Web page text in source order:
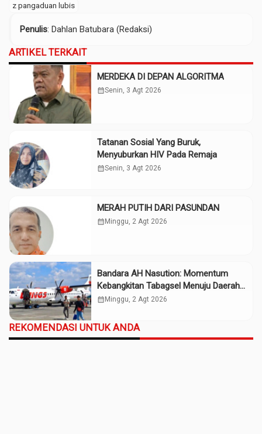
z pangaduan lubis
Penulis: Dahlan Batubara (Redaksi)
ARTIKEL TERKAIT
MERDEKA DI DEPAN ALGORITMA
calendar_monthSenin, 3 Agt 2026
Tatanan Sosial Yang Buruk,
Menyuburkan HIV Pada Remaja
calendar_monthSenin, 3 Agt 2026
MERAH PUTIH DARI PASUNDAN
calendar_month Minggu, 2 Agt 2026
Bandara AH Nasution: Momentum
Kebangkitan Tabagsel Menuju Daerah
Maju
calendar_month Minggu, 2 Agt 2026
REKOMENDASI UNTUK ANDA